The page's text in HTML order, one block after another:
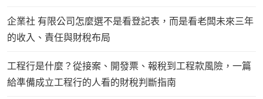
企業社 有限公司怎麼選不是看登記表，而是看老闆未來三年
的收入、責任與財稅布局
工程行是什麼？從接案、開發票、報稅到工程款風險，一篇
給準備成立工程行的人看的財稅判斷指南